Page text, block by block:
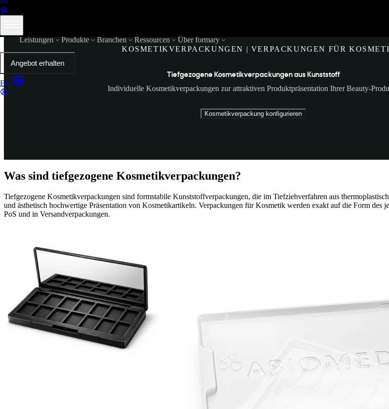
Leistungen Produkte Branchen Ressourcen Über formary
Angebot erhalten
EN
KOSMETIKVERPACKUNGEN | VERPACKUNGEN FÜR
Tiefgezogene Kosmetikverpackungen aus Kunststoff
Individuelle Kosmetikverpackungen zur attraktiven Produktpräsentation Ihrer Beauty-
Kosmetikverpackung konfigurieren
Was sind tiefgezogene Kosmetikverpackungen?
Tiefgezogene Kosmetikverpackungen sind formstabile Kunststoffverpackungen, die im Tiefziehverfahren aus
und ästhetisch hochwertige Präsentation von Kosmetikartikeln. Verpackungen für Kosmetik werden exakt auf die Form
PoS und in Versandverpackungen.